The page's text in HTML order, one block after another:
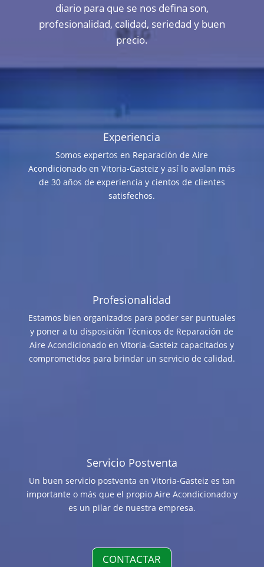
diario para que se nos defina son,
profesionalidad, calidad, seriedad y buen
precio.
Experiencia
Somos expertos en Reparación de Aire
Acondicionado en Vitoria-Gasteiz y así lo avalan más
de 30 años de experiencia y cientos de clientes
satisfechos.
Profesionalidad
Estamos bien organizados para poder ser puntuales
y poner a tu disposición Técnicos de Reparación de
Aire Acondicionado en Vitoria-Gasteiz capacitados y
comprometidos para brindar un servicio de calidad.
Servicio Postventa
Un buen servicio postventa en Vitoria-Gasteiz es tan
importante o más que el propio Aire Acondicionado y
es un pilar de nuestra empresa.
CONTACTAR